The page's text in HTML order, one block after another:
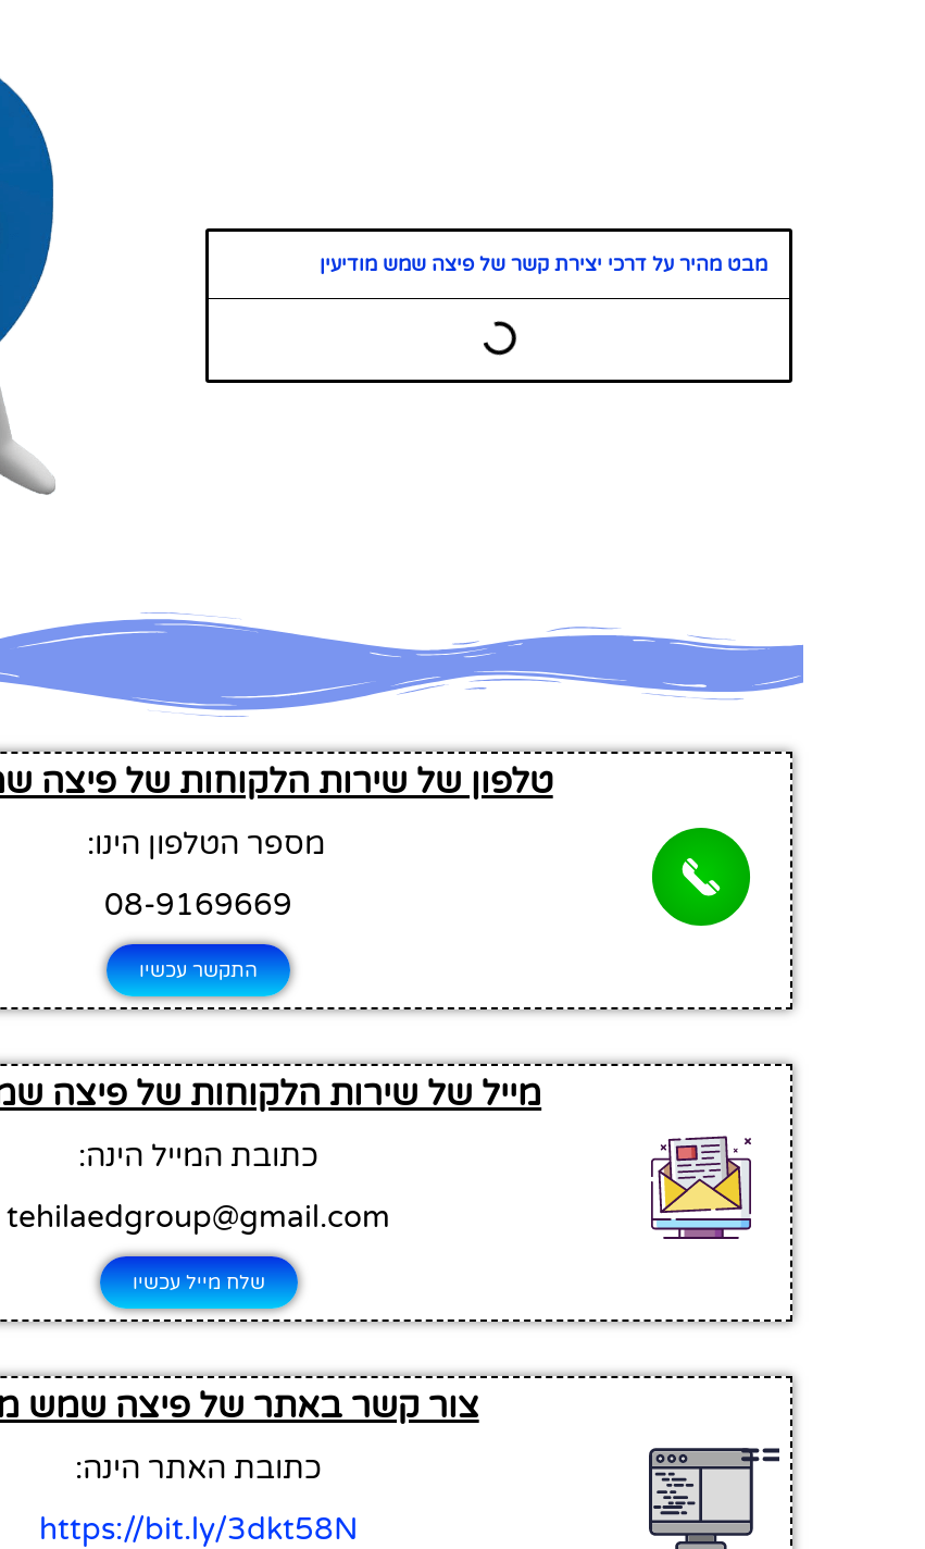
מבט מהיר על דרכי יצירת קשר של פיצה שמש מודיעין
טלפון של שירות הלקוחות של פיצה
מספר הטלפון הינו:
08-9169669
התקשר עכשיו
מייל של שירות הלקוחות של פיצה
כתובת המייל הינה:
tehilaedgroup@gmail.com
שלח מייל עכשיו
צור קשר באתר של פיצה שמש
כתובת האתר הינה:
https://bit.ly/3dkt58N